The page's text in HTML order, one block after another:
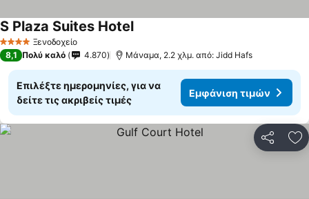
4 ΑστέριαΞενοδοχείο
S Plaza Suites HotelΕμφάνιση τιμών
8,1 Πολύ καλό 4.870 Μάναμα, 2.2 χλμ. από: Jidd Hafs
Επιλέξτε ημερομηνίες, για να
δείτε τις ακριβείς τιμές
Εμφάνιση τιμών